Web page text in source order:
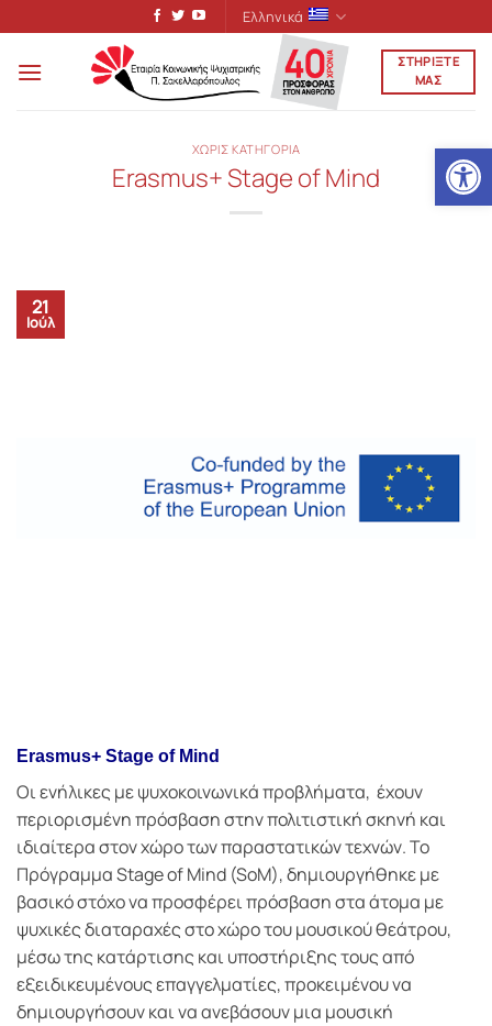
στο
περιεχόμενο
Ελληνικά
ΣΤΗΡΙΞΤΕ
ΜΑΣ
ΧΩΡΙΣ ΚΑΤΗΓΟΡΙΑ
Εrasmus+ Stage of Mind
21
Ιούλ
Εrasmus+ Stage of Mind
Οι ενήλικες με ψυχοκοινωνικά προβλήματα, έχουν
περιορισμένη πρόσβαση στην πολιτιστική σκηνή και
ιδιαίτερα στον χώρο των παραστατικών τεχνών. Το
Πρόγραμμα Stage of Mind (SoM), δημιουργήθηκε με
βασικό στόχο να προσφέρει πρόσβαση στα άτομα με
ψυχικές διαταραχές στο χώρο του μουσικού θεάτρου,
μέσω της κατάρτισης και υποστήριξης τους από
εξειδικευμένους επαγγελματίες, προκειμένου να
δημιουργήσουν και να ανεβάσουν μια μουσική